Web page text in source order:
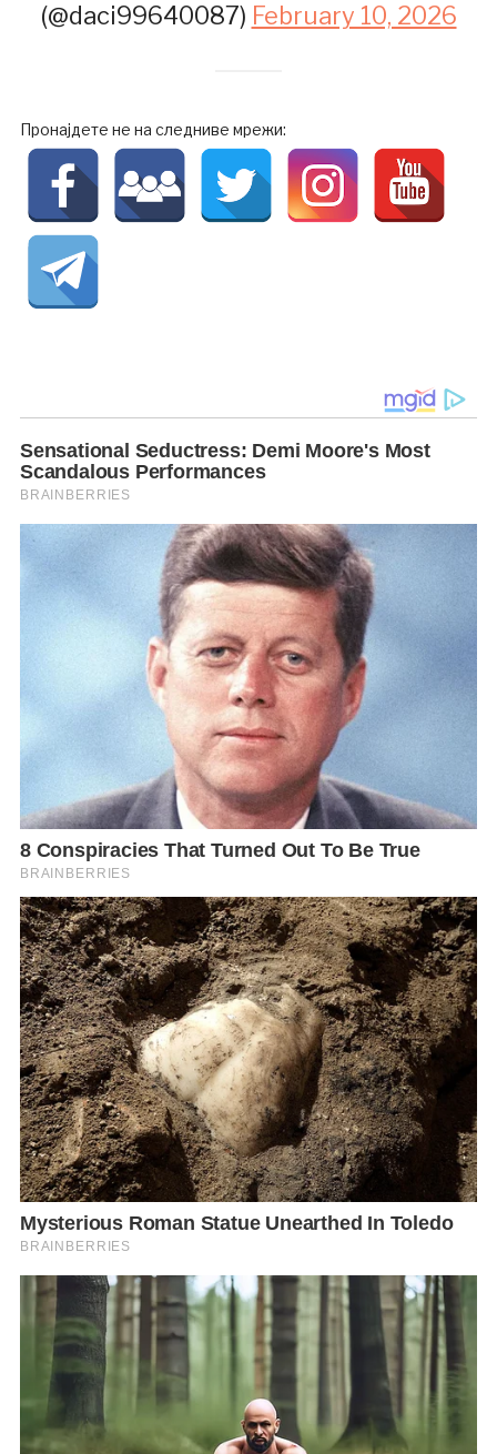
(@daci99640087) February 10, 2026
Пронајдете не на следниве мрежи: